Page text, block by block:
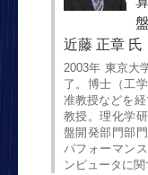
近藤 正章 氏
2003年 東京大
了。博士（工
准教授などを
教授。理化学
盤開発部門部
パフォーマン
ンピュータに関